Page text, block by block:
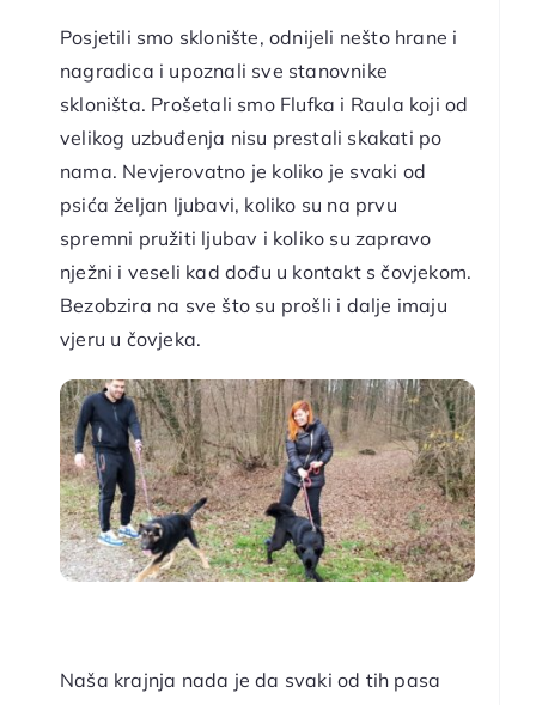
Posjetili smo sklonište, odnijeli nešto hrane i
nagradica i upoznali sve stanovnike
skloništa. Prošetali smo Flufka i Raula koji od
velikog uzbuđenja nisu prestali skakati po
nama. Nevjerovatno je koliko je svaki od
psića željan ljubavi, koliko su na prvu
spremni pružiti ljubav i koliko su zapravo
nježni i veseli kad dođu u kontakt s čovjekom.
Bezobzira na sve što su prošli i dalje imaju
vjeru u čovjeka.
Naša krajnja nada je da svaki od tih pasa